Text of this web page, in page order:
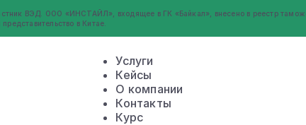
ВЭД. ООО «ИНСТАЙЛ», входящее в ГК «Байкал», внесено в реестр
в Китае.
Услуги
Кейсы
О компании
Контакты
Курс